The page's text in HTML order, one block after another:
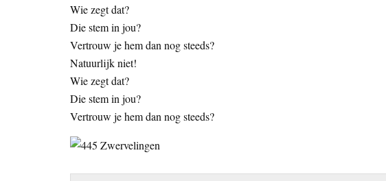
Wie zegt dat?
Die stem in jou?
Vertrouw je hem dan nog steeds?
Natuurlijk niet!
Wie zegt dat?
Die stem in jou?
Vertrouw je hem dan nog steeds?